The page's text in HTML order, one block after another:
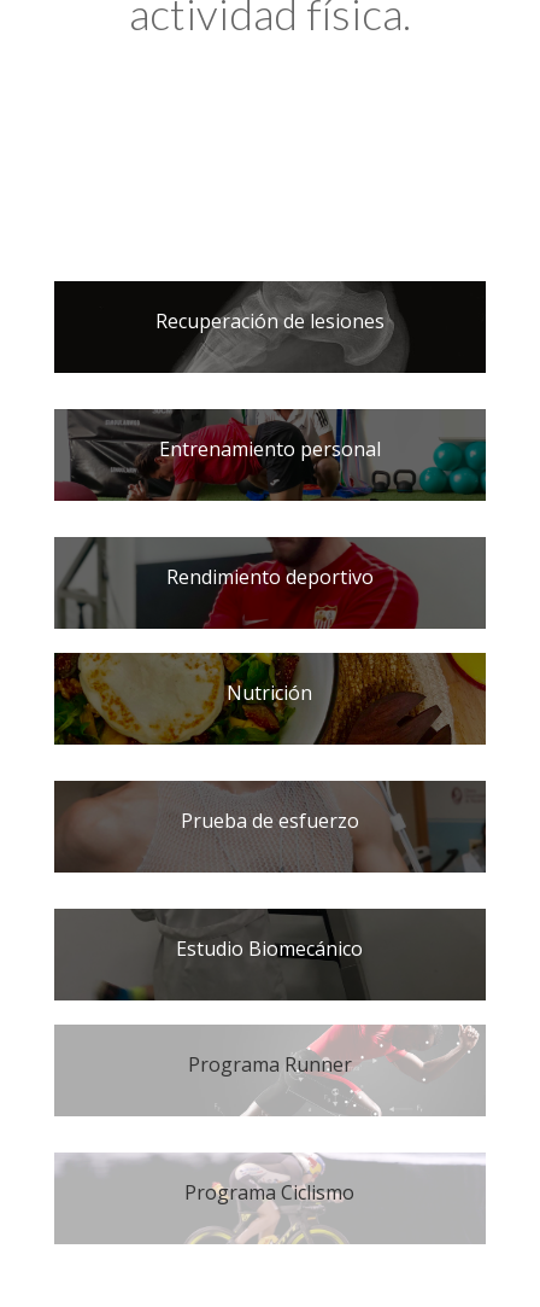
actividad física.
Recuperación de lesiones
Entrenamiento personal
Rendimiento deportivo
Nutrición
Prueba de esfuerzo
Estudio Biomecánico
Programa Runner
Programa Ciclismo